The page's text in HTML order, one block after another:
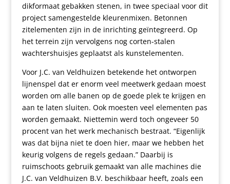
dikformaat gebakken stenen, in twee speciaal voor dit
project samengestelde kleurenmixen. Betonnen
zitelementen zijn in de inrichting geïntegreerd. Op
het terrein zijn vervolgens nog corten-stalen
wachtershuisjes geplaatst als kunstelementen.
Voor J.C. van Veldhuizen betekende het ontworpen
lijnenspel dat er enorm veel meetwerk gedaan moest
worden om alle banen op de goede plek te krijgen en
aan te laten sluiten. Ook moesten veel elementen pas
worden gemaakt. Niettemin werd toch ongeveer 50
procent van het werk mechanisch bestraat. “Eigenlijk
was dat bijna niet te doen hier, maar we hebben het
keurig volgens de regels gedaan.” Daarbij is
ruimschoots gebruik gemaakt van alle machines die
J.C. van Veldhuizen B.V. beschikbaar heeft, zoals een